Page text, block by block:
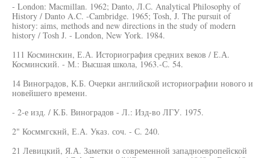
- London: Macmillan. 1962; Danto, Л.С. Analytical Philosophy of
History / Danto A.C. -Cambridge. 1965; Tosh, J. The pursuit of
history: aims, methods and new directions in the study of modern
history / Tosh J. - London, New York. 1984.
111 Косминскин, Е.А. Историография средних веков / Е.А.
Косминский. - М.: Высшая школа, 1963.-С. 54.
14 Виноградов, К.Б. Очерки английской историографии нового и
новейшего времени.
- 2-е изд. / К.Б. Виноградов - Л.: Изд-во ЛГУ. 1975.
2" Косммгскнй, Е.А. Указ. соч. - С. 240.
21 Левицкий, Я.А. Заметки о современной западноевропейской